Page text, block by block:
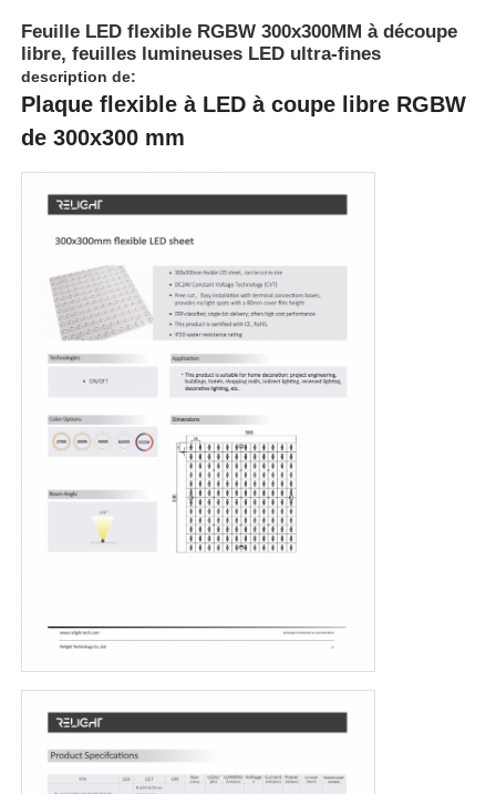
Aperçu
Produits
Visite d'usine
Contrôle de la qualité
Contact
Feuille LED flexible RGBW 300x300MM à découpe
libre, feuilles lumineuses LED ultra-fines
description de:
Plaque flexible à LED à coupe libre RGBW
de 300x300 mm